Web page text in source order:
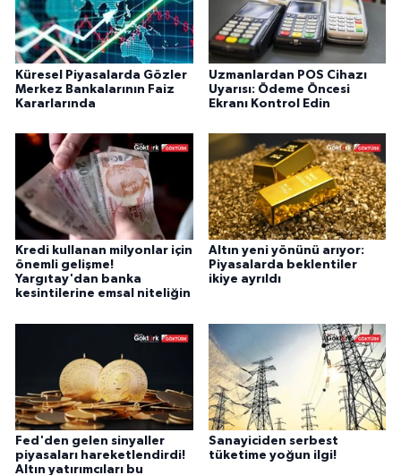
Küresel Piyasalarda Gözler
Merkez Bankalarının Faiz
Kararlarında
Uzmanlardan POS Cihazı
Uyarısı: Ödeme Öncesi
Ekranı Kontrol Edin
Kredi kullanan milyonlar için
önemli gelişme!
Yargıtay'dan banka
kesintilerine emsal niteliğin
Altın yeni yönünü arıyor:
Piyasalarda beklentiler
ikiye ayrıldı
Fed'den gelen sinyaller
piyasaları hareketlendirdi!
Altın yatırımcıları bu
Sanayiciden serbest
tüketime yoğun ilgi!